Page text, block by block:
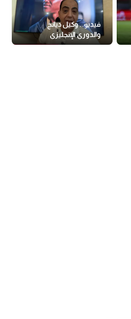
فيديو.. وكيل ديانج
والدوري الإنجليزي